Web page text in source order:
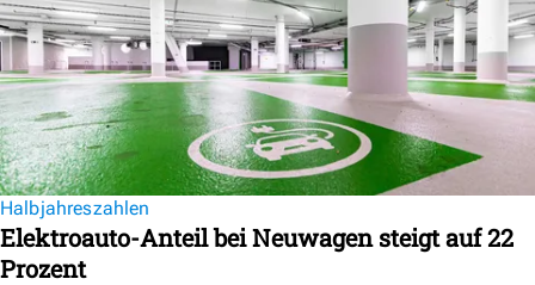
Halbjahreszahlen
Elektroauto-Anteil bei Neuwagen steigt auf 22
Prozent